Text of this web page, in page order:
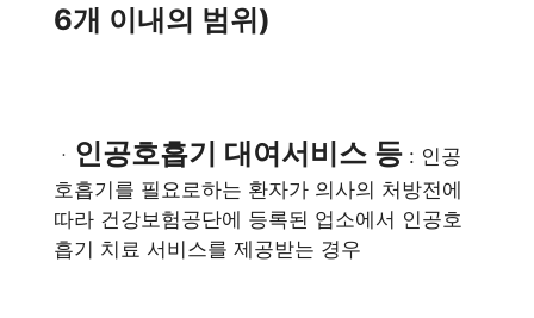
6개 이내의 범위)
ㆍ 인공호흡기 대여서비스 등 : 인공
호흡기를 필요로하는 환자가 의사의 처방전에
따라 건강보험공단에 등록된 업소에서 인공호
흡기 치료 서비스를 제공받는 경우